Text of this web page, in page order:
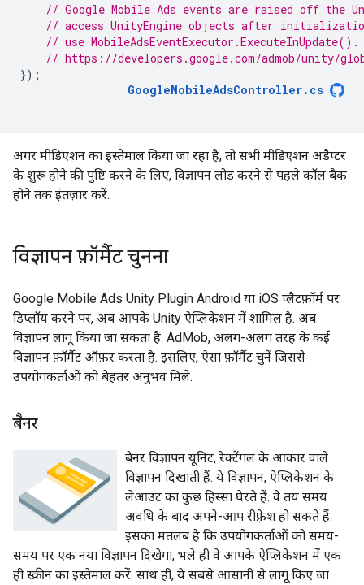
// Google Mobile Ads events are raised off the
// access UnityEngine objects after
// use
// https://developers.google.com/admob/unity/
});
GoogleMobileAdsController. cs
अगर मीडिएशन का इस्तेमाल किया जा रहा है, तो सभी मीडिएशन अडैप्टर
के शुरू होने की पुष्टि करने के लिए, विज्ञापन लोड करने से पहले कॉल बैक
होने तक इंतज़ार करें.
विज्ञापन फ़ॉर्मैट चुनना
Google Mobile Ads Unity Plugin Android या iOS प्लैटफ़ॉर्म पर
डिप्लॉय करने पर, अब आपके Unity ऐप्लिकेशन में शामिल है. अब
विज्ञापन लागू किया जा सकता है. AdMob, अलग-अलग तरह के कई
विज्ञापन फ़ॉर्मैट ऑफ़र करता है. इसलिए, ऐसा फ़ॉर्मैट चुनें जिससे
उपयोगकर्ताओं को बेहतर अनुभव मिले.
बैनर
बैनर विज्ञापन यूनिट, रेक्टैंगल के आकार वाले
विज्ञापन दिखाती हैं. ये विज्ञापन, ऐप्लिकेशन के
लेआउट का कुछ हिस्सा घेरते हैं. वे तय समय
अवधि के बाद अपने-आप रीफ़्रेश हो सकते हैं.
इसका मतलब है कि उपयोगकर्ताओं को समय-
समय पर एक नया विज्ञापन दिखेगा, भले ही वे आपके ऐप्लिकेशन में एक
ही स्क्रीन का इस्तेमाल करें. साथ ही, ये सबसे आसानी से लागू किए जा